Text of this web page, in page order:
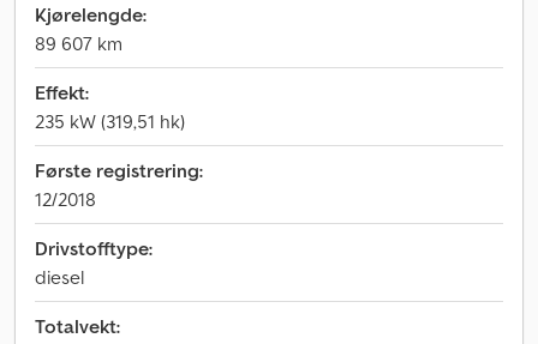
Kjørelengde:
89 607 km
Effekt:
235 kW (319,51 hk)
Første registrering:
12/2018
Drivstofftype:
diesel
Totalvekt: